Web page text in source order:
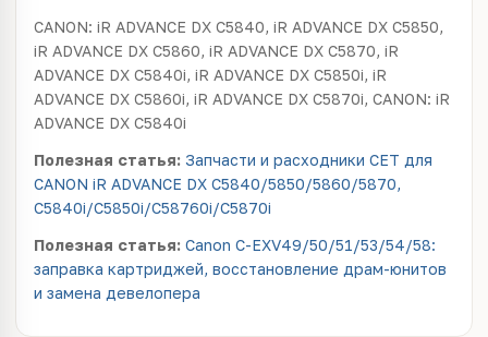
CANON: iR ADVANCE DX C5840, iR ADVANCE DX C5850,
iR ADVANCE DX C5860, iR ADVANCE DX C5870, iR
ADVANCE DX C5840i, iR ADVANCE DX C5850i, iR
ADVANCE DX C5860i, iR ADVANCE DX C5870i, CANON: iR
ADVANCE DX C5840i
Полезная статья: Запчасти и расходники CET для
CANON iR ADVANCE DX C5840/5850/5860/5870,
C5840i/C5850i/C58760i/C5870i
Полезная статья: Canon C-EXV49/50/51/53/54/58:
заправка картриджей, восстановление драм-юнитов
и замена девелопера